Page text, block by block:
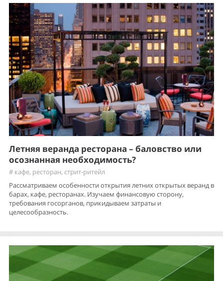
Летняя веранда ресторана – баловство или
осознанная необходимость?
# кафе, ресторан, стрит-ритейл
Рассматриваем особенности открытия летних открытых веранд в
барах, кафе, ресторанах. Изучаем финансовую сторону,
требования госорганов, прикидываем затраты и
целесообразность.